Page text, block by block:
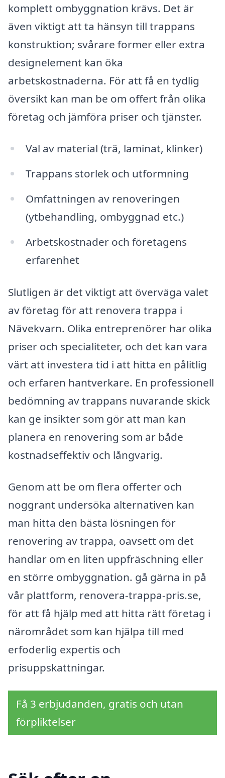
komplett ombyggnation krävs. Det är
även viktigt att ta hänsyn till trappans
konstruktion; svårare former eller extra
designelement kan öka
arbetskostnaderna. För att få en tydlig
översikt kan man be om offert från olika
företag och jämföra priser och tjänster.
Val av material (trä, laminat, klinker)
Trappans storlek och utformning
Omfattningen av renoveringen
(ytbehandling, ombyggnad etc.)
Arbetskostnader och företagens
erfarenhet
Slutligen är det viktigt att överväga valet
av företag för att renovera trappa i
Nävekvarn. Olika entreprenörer har olika
priser och specialiteter, och det kan vara
värt att investera tid i att hitta en pålitlig
och erfaren hantverkare. En professionell
bedömning av trappans nuvarande skick
kan ge insikter som gör att man kan
planera en renovering som är både
kostnadseffektiv och långvarig.
Genom att be om flera offerter och
noggrant undersöka alternativen kan
man hitta den bästa lösningen för
renovering av trappa, oavsett om det
handlar om en liten uppfräschning eller
en större ombyggnation. gå gärna in på
vår plattform, renovera-trappa-pris.se,
för att få hjälp med att hitta rätt företag i
närområdet som kan hjälpa till med
erfoderlig expertis och
prisuppskattningar.
Få 3 erbjudanden, gratis och utan
förpliktelser